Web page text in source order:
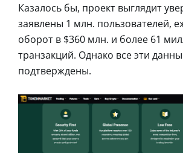
Казалось бы, проект выглядит
заявлены 1 млн. пользователей,
оборот в $360 млн. и более 61
транзакций. Однако все эти
подтверждены.